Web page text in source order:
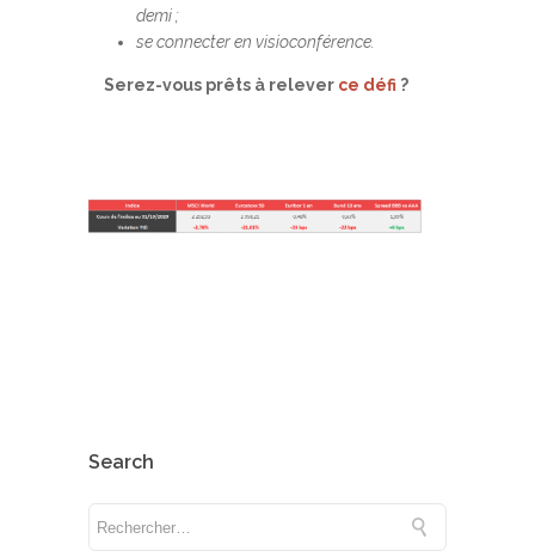
demi ;
se connecter en visioconférence.
Serez-vous prêts à relever ce défi ?
Search